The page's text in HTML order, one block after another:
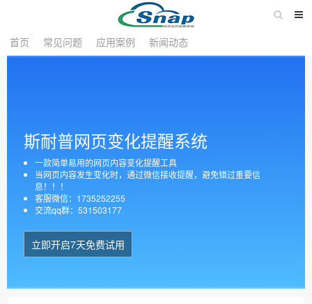
首页 常见问题 应用案例 新闻动态
斯耐普网页变化提醒系统
一款简单易用的网页内容变化提醒工具
当网页内容发生变化时，通过微信接收提醒，避免错过重要信
息！！！
客服微信：1735252255
交流qq群：531503177
立即开启7天免费试用